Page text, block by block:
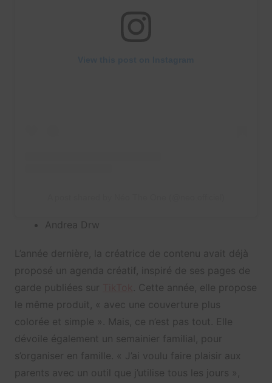
Andrea Drw
L’année dernière, la créatrice de contenu avait déjà
proposé un agenda créatif, inspiré de ses pages de
garde publiées sur
. Cette année, elle propose
le même produit, « avec une couverture plus
colorée et simple ». Mais, ce n’est pas tout. Elle
dévoile également un semainier familial, pour
s’organiser en famille. « J’ai voulu faire plaisir aux
parents avec un outil que j’utilise tous les jours »,